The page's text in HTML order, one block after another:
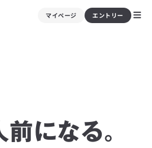
マイページ エントリー
になる。